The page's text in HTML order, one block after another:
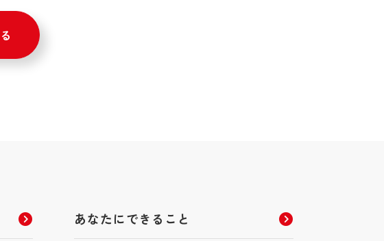
あなたにできること